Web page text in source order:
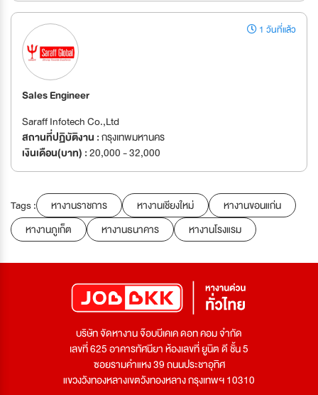
1 วันที่แล้ว
Sales Engineer
Saraff Infotech Co.,Ltd
สถานที่ปฏิบัติงาน :กรุงเทพมหานคร
เงินเดือน(บาท) :20,000 - 32,000
Tags : หางานราชการ หางานเชียงใหม่
หางานขอนแก่น
หางานภูเก็ต
หางานธนาคาร หางานโรงแรม
บริษัท จัดหางาน จ๊อบบีเคเค ดอท คอม จำกัด
เลขที่ 625 อาคารทัศนียา ห้องเลขที่ ยูนิต ดี ชั้น 5
ซอยรามคำแหง 39 ถนนประชาอุทิศ
แขวงวังทองหลางเขตวังทองหลาง กรุงเทพฯ 10310